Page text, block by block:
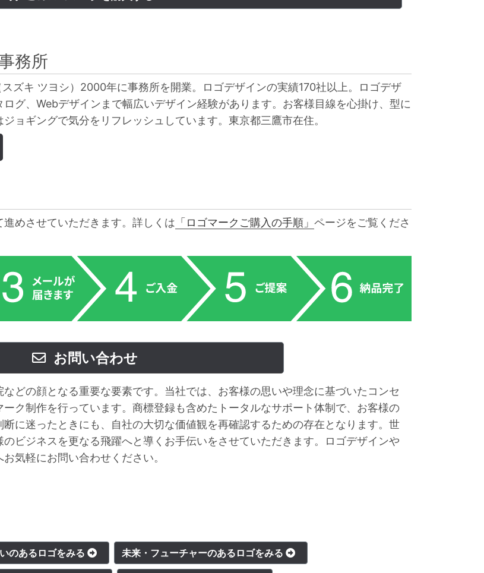
務所
ズキ ツヨシ）2000年に事務所を開業。ロゴデザインの実績170社以上。ロゴデザ
グ、Webデザインまで幅広いデザイン経験があります。お客様目線を心掛け、型に
ョギングで気分をリフレッシュしています。東京都三鷹市在住。
めさせていただきます。詳しくは 「ロゴマークご購入の手順」 ページをご覧くださ
お問い合わせ
どの顔となる重要な要素です。当社では、お客様の思いや理念に基づいたコンセ
ク制作を行っています。商標登録も含めたトータルなサポート体制で、お客様の
に迷ったときにも、自社の大切な価値観を再確認するための存在となります。世
ビジネスを更なる飛躍へと導くお手伝いをさせていただきます。ロゴデザインや
気軽にお問い合わせください。
のあるロゴをみる 未来・フューチャーのあるロゴをみる